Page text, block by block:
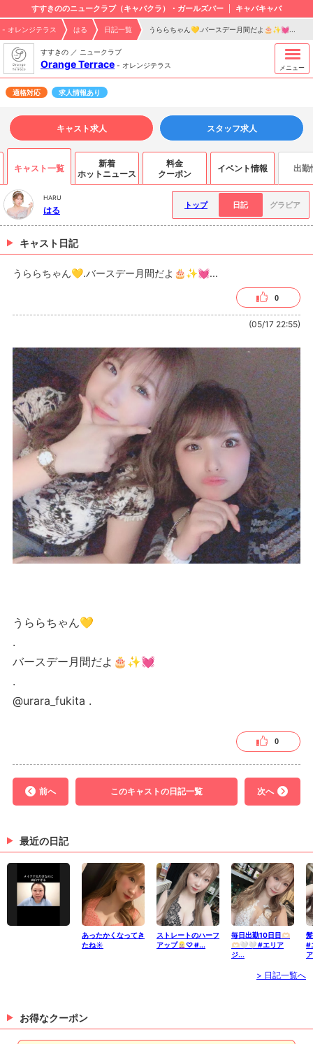
すすきののニュークラブ（キャバクラ）・ガールズバー キャバキャバ
オレンジテラス はる 日記一覧 うららちゃん💛.バースデー月間だよ🎂✨💓...
すすきの ／ ニュークラブ
Orange Terrace - オレンジテラス メニュー
適格対応 求人情報あり
キャスト求人 スタッフ求人
キャスト一覧
新着
ホットニュース
料金
クーポン
イベント情報 出勤
HARU
はる トップ 日記 グラビア
キャスト日記
うららちゃん💛.バースデー月間だよ🎂✨💓...
0
(05/17 22:55)
うららちゃん💛
.
バースデー月間だよ🎂✨💓
.
@urara_fukita .
0
前へ このキャストの日記一覧 次へ
最近の日記
あったかくなってき
たね☀️
ストレートのハーフ
アップ👱🏻‍♀️♡ #...
毎日出勤10日目🫶🏻
🫶🏻🤍🤍 #エリア
ジ...
#
> 日記一覧へ
お得なクーポン